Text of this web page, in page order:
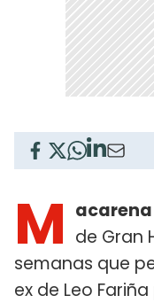
M acarena
de Gran
semanas que
ex de Leo